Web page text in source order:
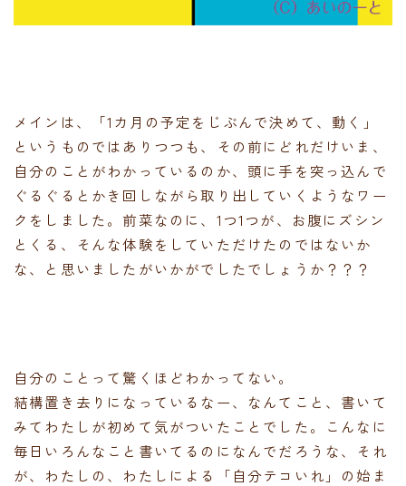
メインは、「1カ月の予定をじぶんで決めて、動く」
というものではありつつも、その前にどれだけいま、
自分のことがわかっているのか、頭に手を突っ込んで
ぐるぐるとかき回しながら取り出していくようなワー
クをしました。前菜なのに、1つ1つが、お腹にズシン
とくる、そんな体験をしていただけたのではないか
な、と思いましたがいかがでしたでしょうか？？？
自分のことって驚くほどわかってない。
結構置き去りになっているなー、なんてこと、書いて
みてわたしが初めて気がついたことでした。こんなに
毎日いろんなこと書いてるのになんでだろうな、それ
が、わたしの、わたしによる「自分テコいれ」の始ま